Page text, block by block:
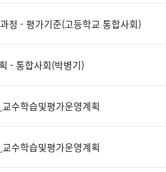
정 - 평가기준(고등학교 통합사회)
- 통합사회(박병기)
수학습및평가운영계획
수학습및평가운영계획